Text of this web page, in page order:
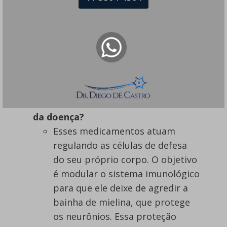
a punção lombar busca
da mielina. Esse conjunto afasta
problemas como infecções ou
Como as terapias modificadoras
conseguem agir para frear o avanço
da doença?
Esses medicamentos atuam
regulando as células de defesa
do seu próprio corpo. O objetivo
é modular o sistema imunológico
para que ele deixe de agredir a
bainha de mielina, que protege
os neurônios. Essa proteção